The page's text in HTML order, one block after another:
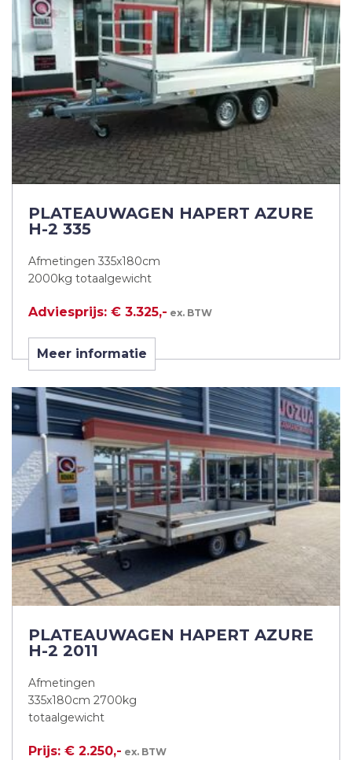
PLATEAUWAGEN HAPERT AZURE
H-2 335
Afmetingen 335x180cm
2000kg totaalgewicht
Adviesprijs: € 3.325,- ex. BTW
Meer informatie
PLATEAUWAGEN HAPERT AZURE
H-2 2011
Afmetingen
335x180cm 2700kg
totaalgewicht
Prijs: € 2.250,- ex. BTW